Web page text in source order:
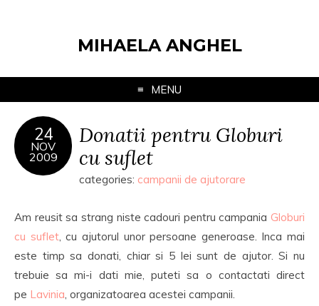
MIHAELA ANGHEL
MENU
24
NOV
2009
Donatii pentru Globuri
cu suflet
categories: campanii de ajutorare
Am reusit sa strang niste cadouri pentru campania Globuri
cu suflet, cu ajutorul unor persoane generoase. Inca mai
este timp sa donati, chiar si 5 lei sunt de ajutor. Si nu
trebuie sa mi-i dati mie, puteti sa o contactati direct
pe Lavinia, organizatoarea acestei campanii.